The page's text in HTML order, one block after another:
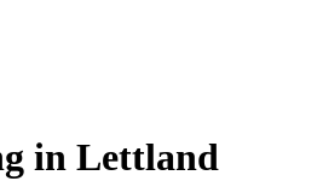
in Lettland